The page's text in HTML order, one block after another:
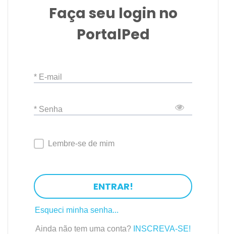
Faça seu login no
PortalPed
* E-mail
* Senha
Lembre-se de mim
ENTRAR!
Esqueci minha senha...
Ainda não tem uma conta? INSCREVA-SE!